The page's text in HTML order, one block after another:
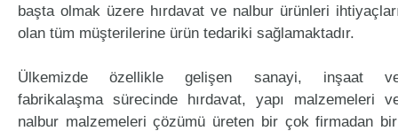
başta olmak üzere hırdavat ve nalbur ürünleri
olan tüm müşterilerine ürün tedariki sağlamaktadır.
Ülkemizde özellikle gelişen sanayi, inşaat
fabrikalaşma sürecinde hırdavat, yapı malzemeleri
nalbur malzemeleri çözümü üreten bir çok firmadan